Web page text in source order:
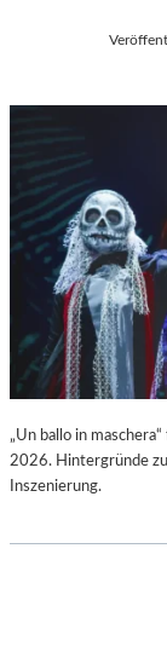
„Un ballo in
2026. Hintergründe
Inszenierung.